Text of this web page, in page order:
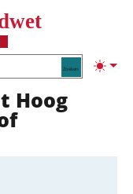
Zoeken
Hoog